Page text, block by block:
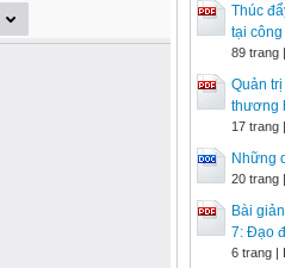
Thúc
tại
89 trang
Quản
thương
17 trang
Những
20 trang
Bài
7: Đạo
6 trang |